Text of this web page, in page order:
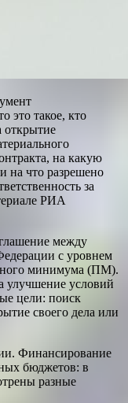
это такое, кто
на какую
на что разрешено
за
РИА
между
с уровнем
минимума (ПМ).
улучшение условий
цели: поиск
своего дела или
Финансирование
бюджетов: в
разные